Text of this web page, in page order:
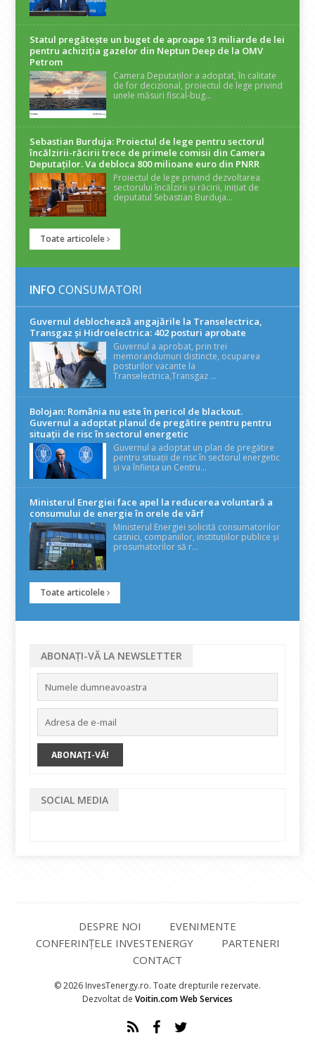
Statul pregătește un buget de aproape 13 miliarde de lei
pentru achiziția gazelor din Neptun Deep de la OMV
Petrom
Camera Deputaților a adoptat, în calitate
de for decizional, proiectul de lege privind
unele măsuri fiscal-bug...
Sebastian Burduja: Proiectul de lege pentru sectorul
încălzirii-răcirii trece de primele comisii din Camera
Deputaților. Va debloca 800 milioane euro din PNRR
Proiectul de lege privind dezvoltarea
sectorului încălzirii și răcirii, inițiat de
deputatul Sebastian Burduja...
Toate articolele
INFO CONSUMATORI
Guvernul deblochează angajările la Transelectrica,
Transgaz și Hidroelectrica: 402 posturi aprobate
Guvernul a aprobat, prin trei
memorandumuri distincte, ocuparea
posturilor vacante la
Transelectrica,Transgaz ...
Bolojan: România nu este în pericol de blackout.
Guvernul a adoptat planul de pregătire pentru pentru
situații de risc în sectorul energetic
Guvernul a adoptat un plan de pregătire
pentru situații de risc în sectorul energetic
și va înființa un Centru...
Ministerul Energiei face apel la reducerea voluntară a
consumului de energie în orele de vârf
Ministerul Energiei solicită consumatorilor
casnici, companiilor, instituțiilor publice și
prosumatorilor să r...
Toate articolele
ABONAȚI-VĂ LA NEWSLETTER
SOCIAL MEDIA
DESPRE NOI
EVENIMENTE
CONFERINȚELE INVESTENERGY
PARTENERI
CONTACT
© 2026 InvesTenergy.ro. Toate drepturile rezervate.
Dezvoltat de Voitin.com Web Services